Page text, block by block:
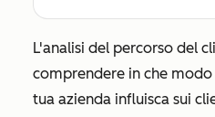
L'analisi del percorso del
comprendere in che
tua azienda influisca sui